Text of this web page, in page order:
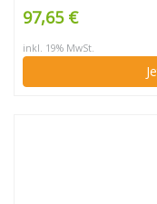
97,65 €
inkl. 19% MwSt.